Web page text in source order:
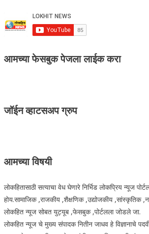
आमच्या फेसबुक पेजला लाईक करा
जॉईन व्हाटसअप ग्रुप
आमच्या विषयी
लोकहितासाठी सत्याचा वेध घेणारे निर्भिड लोकप्रिय न्यूज
होय.सामाजिक ,राजकीय ,शैक्षणिक ,उद्योजकीय ,सांस्कृतिक
लोकहित न्यूज सोबत युट्यूब ,फेसबुक ,पोर्टलला जोडले जा.
लोकहित न्यूज चे मुख्य संपादक नितीन जाधव हे विज्ञानाचे